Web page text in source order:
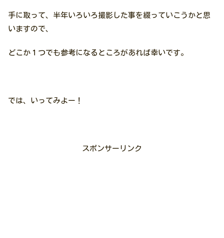
手に取って、半年いろいろ撮影した事を綴っていこうかと思
いますので、
どこか１つでも参考になるところがあれば幸いです。
では、いってみよー！
スポンサーリンク